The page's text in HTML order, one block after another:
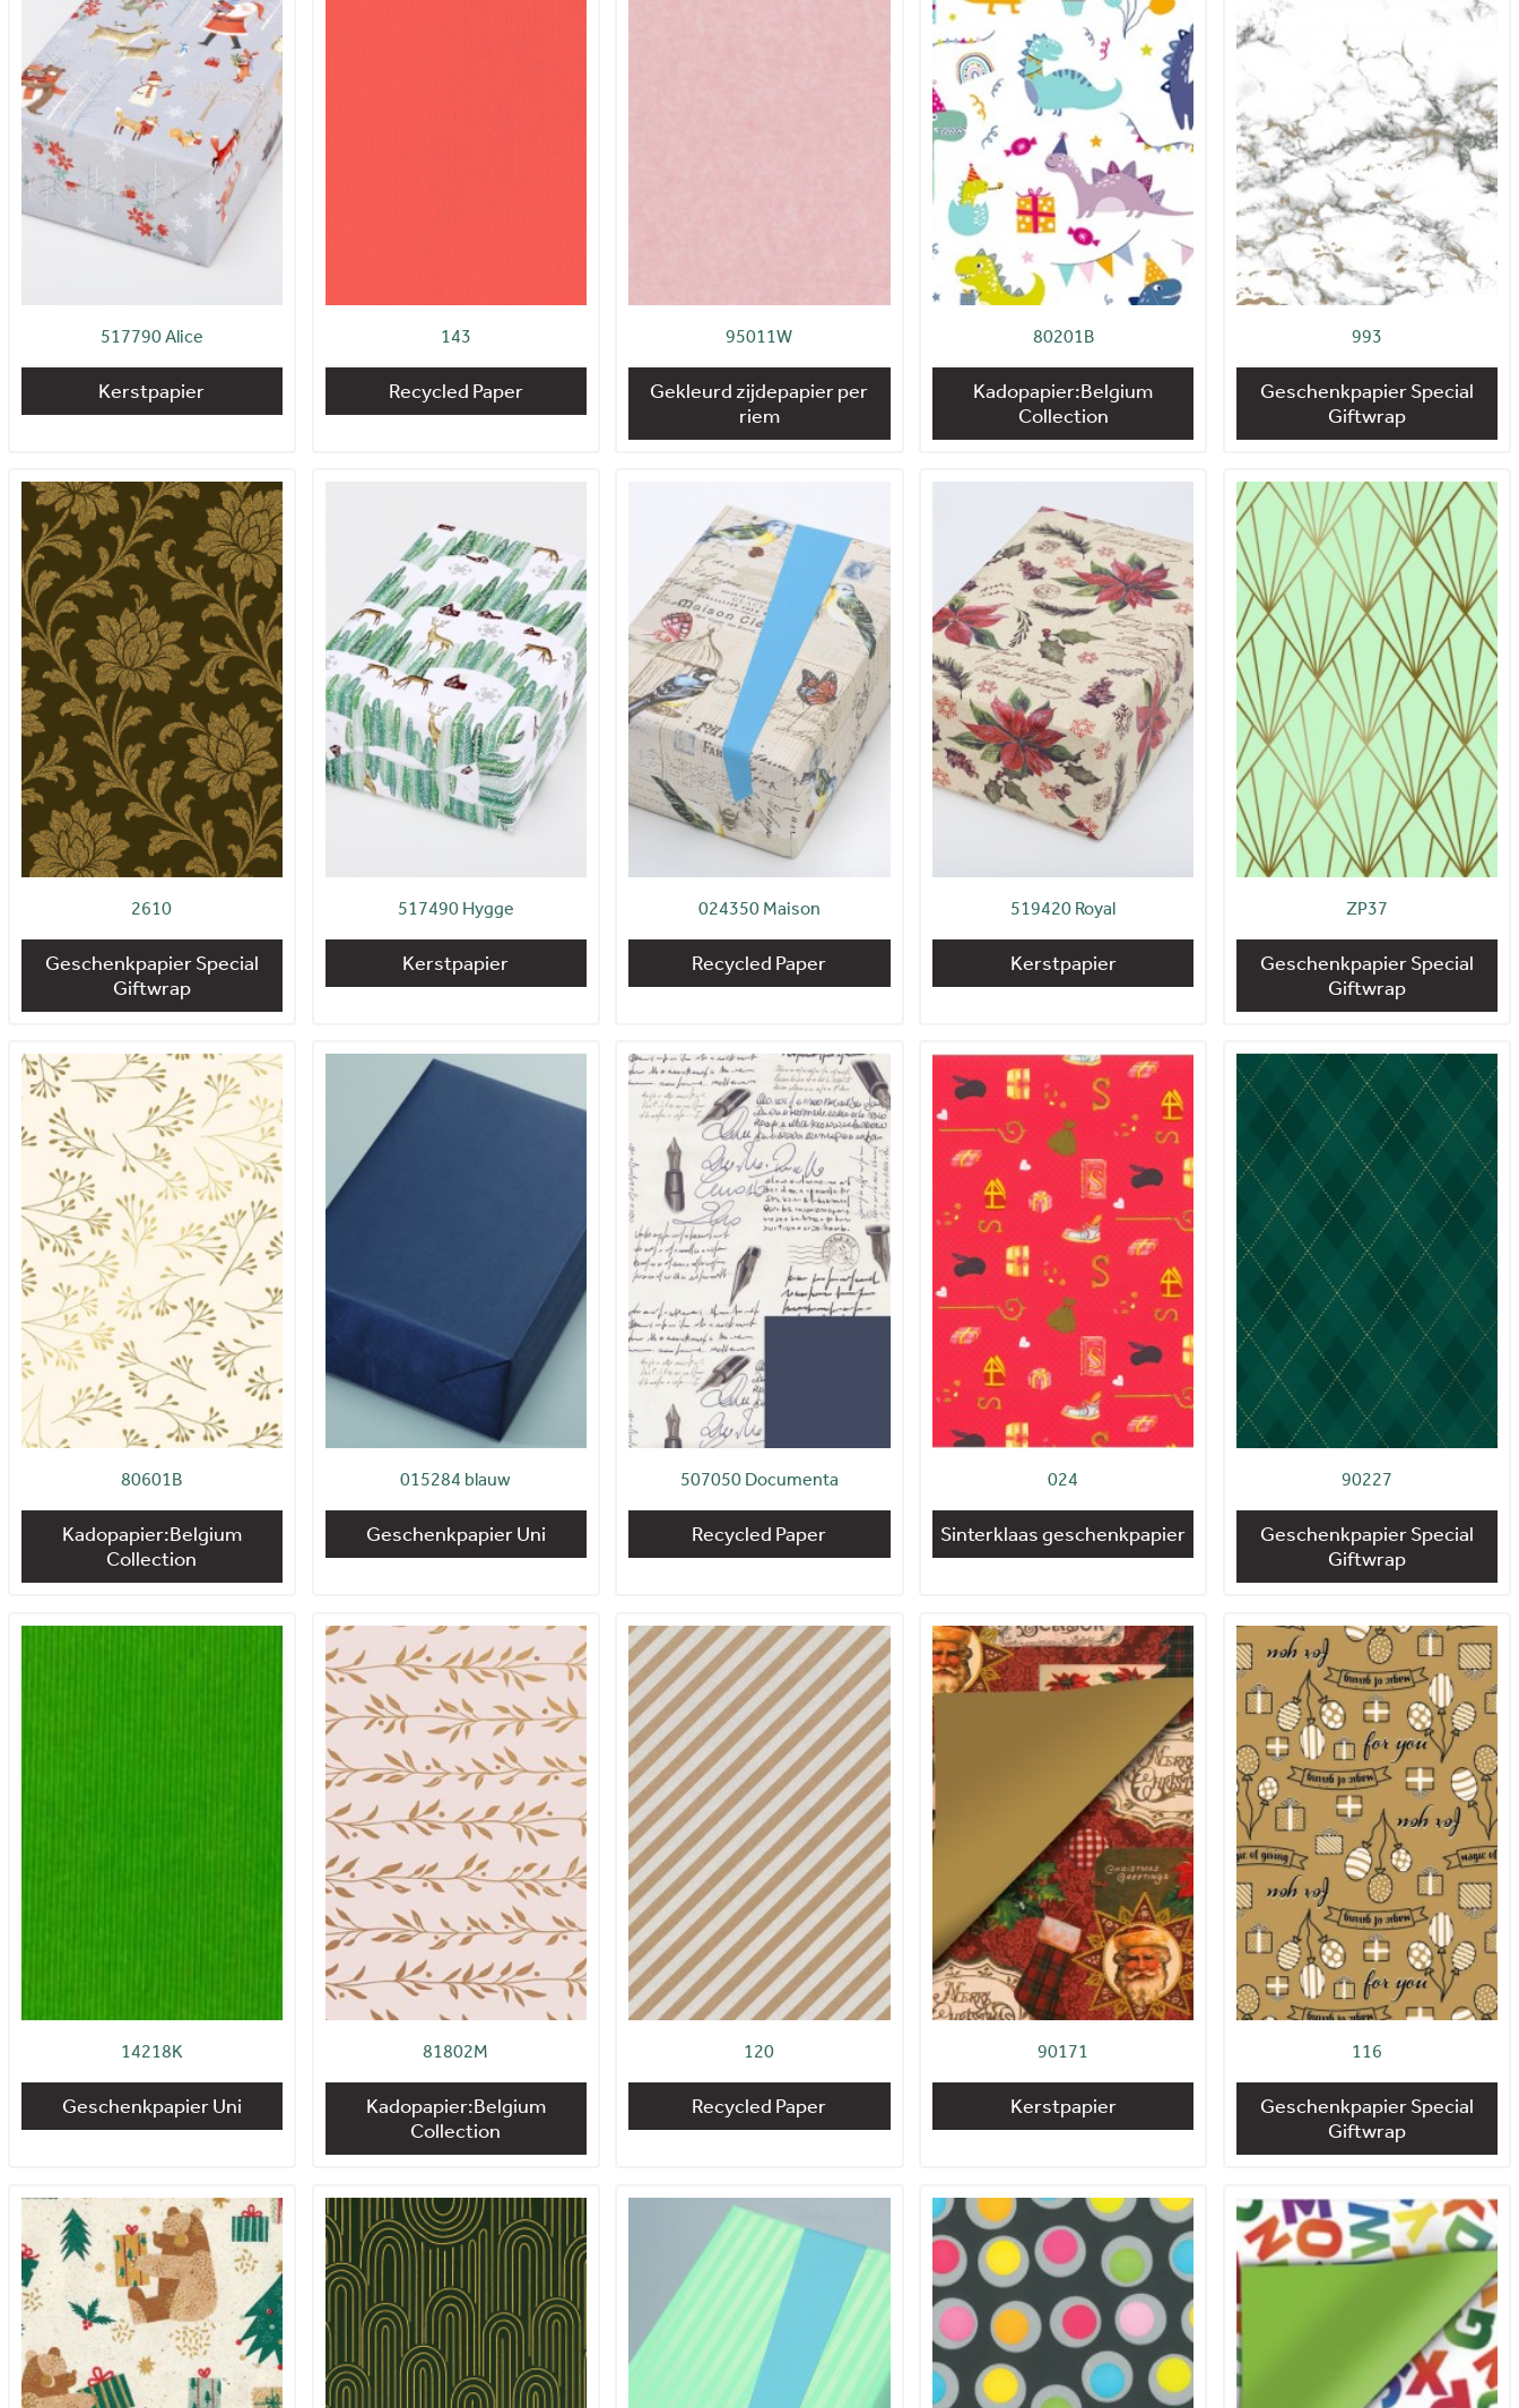
517790 Alice
Kerstpapier
143
Recycled Paper
95011W
Gekleurd zijdepapier per
riem
80201B
Kadopapier:Belgium
Collection
993
Geschenkpapier Special
Giftwrap
2610
Geschenkpapier Special
Giftwrap
517490 Hygge
Kerstpapier
024350 Maison
Recycled Paper
519420 Royal
Kerstpapier
ZP37
Geschenkpapier Special
Giftwrap
80601B
Kadopapier:Belgium
Collection
015284 blauw
Geschenkpapier Uni
507050 Documenta
Recycled Paper
024
Sinterklaas geschenkpapier
90227
Geschenkpapier Special
Giftwrap
14218K
Geschenkpapier Uni
81802M
Kadopapier:Belgium
Collection
120
Recycled Paper
90171
Kerstpapier
116
Geschenkpapier Special
Giftwrap